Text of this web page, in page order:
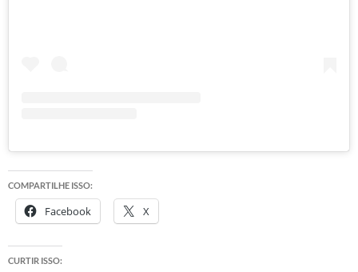
COMPARTILHE ISSO:
Facebook X
CURTIR ISSO: